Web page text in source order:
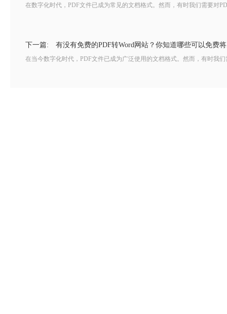
在数字化时代，PDF文件已成为常见的文档格式。然而，有时我们需要对
下一篇: 有没有免费的PDF转Word网站？你知道哪些可以免费
在当今数字化时代，PDF文件已成为广泛使用的文档格式。然而，有时我